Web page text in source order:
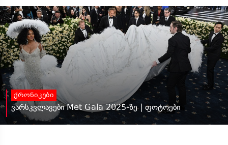
ქრონიკები
ვარსკვლავები Met Gala 2025-ზე | ფოტოები